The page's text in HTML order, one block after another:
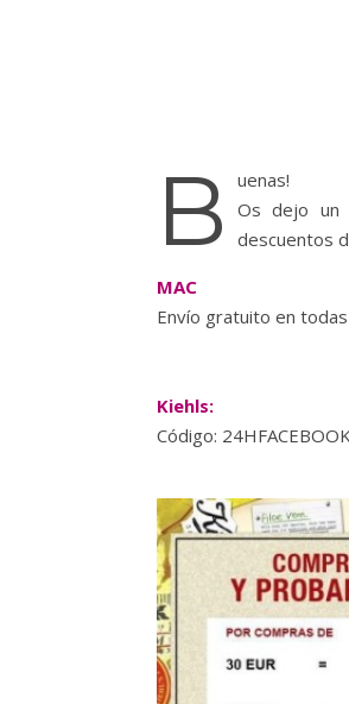
B
uenas!
Os dejo un
descuentos
MAC
Envío gratuito en
Kiehls:
Código: